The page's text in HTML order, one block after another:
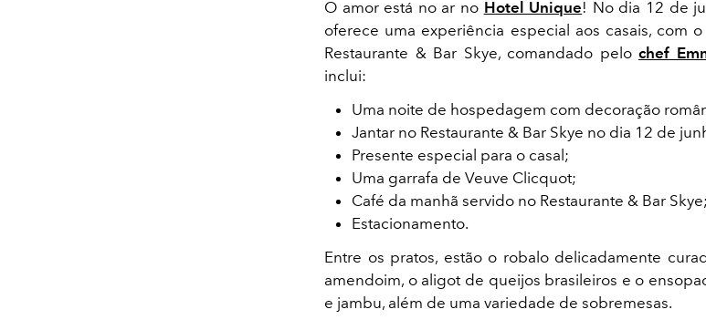
O amor está no ar no Hotel Unique! No dia 12 de
oferece uma experiência especial aos casais, com
Restaurante & Bar Skye, comandado pelo chef
inclui:
Uma noite de hospedagem com decoração
Jantar no Restaurante & Bar Skye no dia 12 de
Presente especial para o casal;
Uma garrafa de Veuve Clicquot;
Café da manhã servido no Restaurante & Bar Skye;
Estacionamento.
Entre os pratos, estão o robalo delicadamente
amendoim, o aligot de queijos brasileiros e o
e jambu, além de uma variedade de sobremesas.